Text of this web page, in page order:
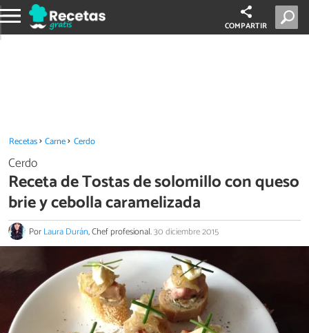
COMPARTIR
Recetas Carne Cerdo
Cerdo
Receta de Tostas de solomillo con queso
brie y cebolla caramelizada
PorLaura Durán, Chef profesional.30 diciembre 2015